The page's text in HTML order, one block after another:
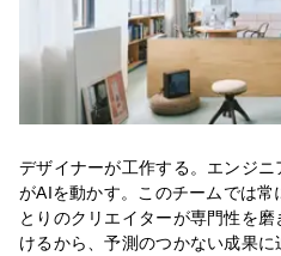
デザイナーが工作する。エンジ
がAIを動かす。このチームでは
とりのクリエイターが専門性を
けるから、予測のつかない成果に